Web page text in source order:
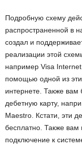
Подробную схему
распространенной в
создал и
реализации этой
например Visa
помощью одной из
интернете. Также вам
дебетную карту,
Maestro. Кстати, эти
бесплатно. Также вам
подключение к